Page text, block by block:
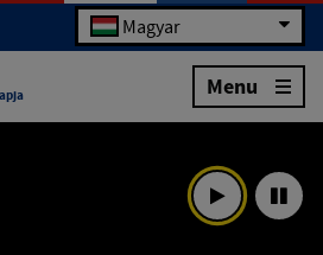
Magyar
Menu